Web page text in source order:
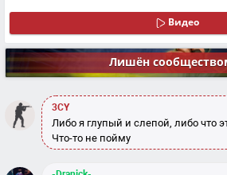
Видео
Лишён
3CY
Либо я глупый и слепой, либо что
Что-то не пойму